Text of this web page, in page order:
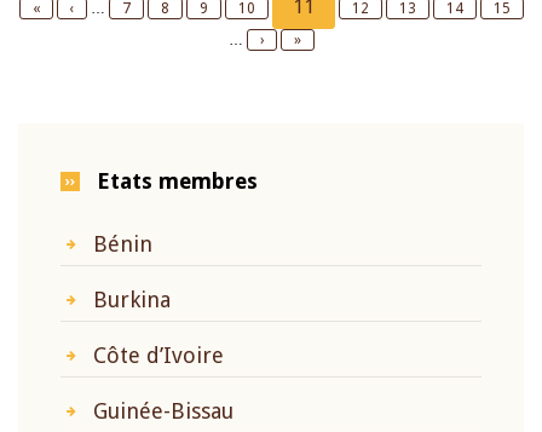
First
«
Previous
‹ … Page
7 Page
8 Page
9 Page
10
Current
page
11 Page
12 Page
13 Page
14 Page
15
…
Next
›
Last
»
Etats membres
Bénin
Burkina
Côte d’Ivoire
Guinée-Bissau